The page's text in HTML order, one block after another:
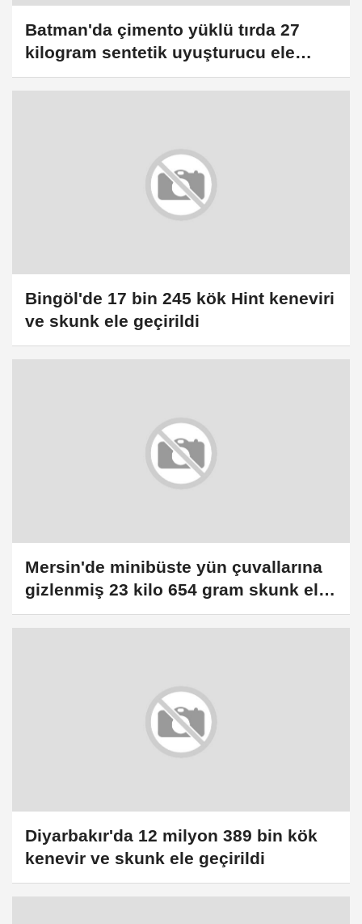
Batman'da çimento yüklü tırda 27
kilogram sentetik uyuşturucu ele
geçirildi
Bingöl'de 17 bin 245 kök Hint keneviri
ve skunk ele geçirildi
Mersin'de minibüste yün çuvallarına
gizlenmiş 23 kilo 654 gram skunk ele
geçirildi
Diyarbakır'da 12 milyon 389 bin kök
kenevir ve skunk ele geçirildi